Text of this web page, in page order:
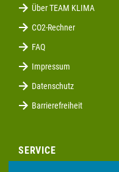
Über TEAM KLIMA
CO2-Rechner
FAQ
Impressum
Datenschutz
Barrierefreiheit
SERVICE